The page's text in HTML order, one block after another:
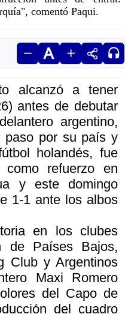
comentó Paqui.
alcanzó a tener
antes de debutar
argentino,
paso por su país y
holandés, fue
como refuerzo en
y este domingo
1-1 ante los albos
en los clubes
de Países Bajos,
Club y Argentinos
Maxi Romero
del Capo de
del cuadro